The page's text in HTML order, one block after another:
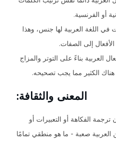
أو الفرنسية.
في اللغة العربية لها جنس، وهذا
إلى الصفات.
العربية بناءً على التوتر والمزاج
الكثير مما يجب تصحيحه.
المعنى والثقافة:
ترجمة الفكاهة أو التعبيرات أو
صعبة - ما هو منطقي تمامًا